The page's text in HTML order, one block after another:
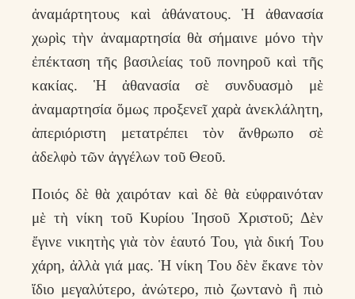
ἀναμάρτητους καὶ ἀθάνατους. Ἡ ἀθανασία
χωρὶς τὴν ἀναμαρτησία θὰ σήμαινε μόνο τὴν
ἐπέκταση τῆς βασιλείας τοῦ πονηροῦ καὶ τῆς
κακίας. Ἡ ἀθανασία σὲ συνδυασμὸ μὲ
ἀναμαρτησία ὅμως προξενεῖ χαρὰ ἀνεκλάλητη,
ἀπεριόριστη μετατρέπει τὸν ἄνθρωπο σὲ
ἀδελφὸ τῶν ἀγγέλων τοῦ Θεοῦ.
Ποιός δὲ θὰ χαιρόταν καὶ δὲ θὰ εὐφραινόταν
μὲ τὴ νίκη τοῦ Κυρίου Ἰησοῦ Χριστοῦ; Δὲν
ἔγινε νικητὴς γιὰ τὸν ἑαυτό Του, γιὰ δική Του
χάρη, ἀλλὰ γιά μας. Ἡ νίκη Του δὲν ἔκανε τὸν
ἴδιο μεγαλύτερο, ἀνώτερο, πιὸ ζωντανὸ ἢ πιὸ